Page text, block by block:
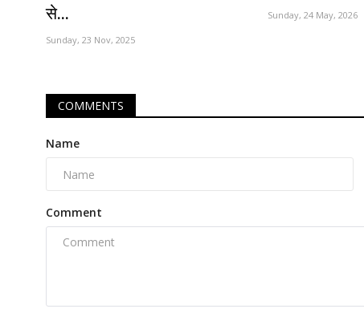
से...
Sunday, 23 Nov, 2025
Sunday, 24 May, 2026
COMMENTS
Name
Comment